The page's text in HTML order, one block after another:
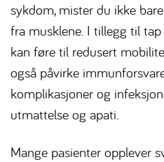
sykdom, mister du ikke
fra musklene. I tillegg til
kan føre til redusert
også påvirke
komplikasjoner og
utmattelse og apati.
Mange pasienter opplever